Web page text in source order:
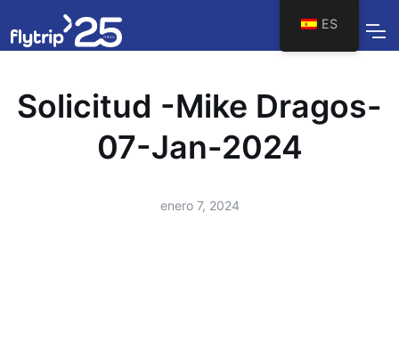
Solicitud -Mike Dragos-
07-Jan-2024
enero 7, 2024
ES